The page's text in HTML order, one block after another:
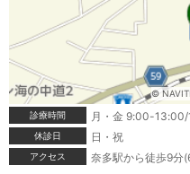
©
診療時間
休診日 日・祝
アクセス 奈多駅から徒歩9分